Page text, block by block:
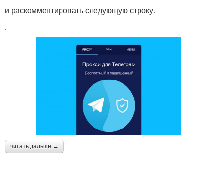
и раскомментировать следующую строку.
.
читать дальше →